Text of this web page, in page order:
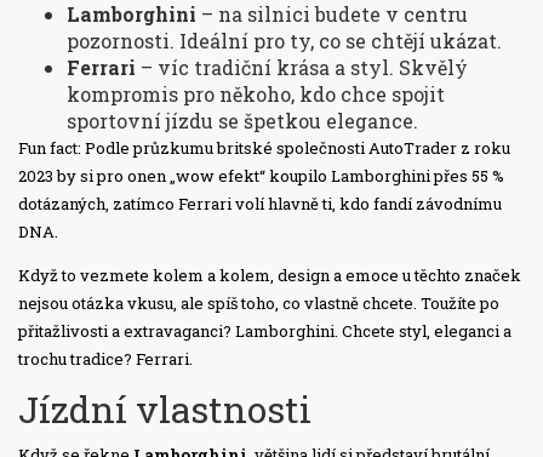
Lamborghini – na silnici budete v centru
pozornosti. Ideální pro ty, co se chtějí ukázat.
Ferrari – víc tradiční krása a styl. Skvělý
kompromis pro někoho, kdo chce spojit
sportovní jízdu se špetkou elegance.
Fun fact: Podle průzkumu britské společnosti AutoTrader z roku
2023 by si pro onen „wow efekt“ koupilo Lamborghini přes 55 %
dotázaných, zatímco Ferrari volí hlavně ti, kdo fandí závodnímu
DNA.
Když to vezmete kolem a kolem, design a emoce u těchto značek
nejsou otázka vkusu, ale spíš toho, co vlastně chcete. Toužíte po
přitažlivosti a extravaganci? Lamborghini. Chcete styl, eleganci a
trochu tradice? Ferrari.
Jízdní vlastnosti